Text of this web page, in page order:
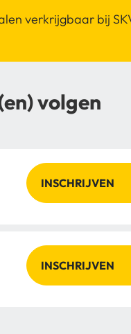
verkrijgbaar bij
volgen
INSCHRIJVEN
INSCHRIJVEN